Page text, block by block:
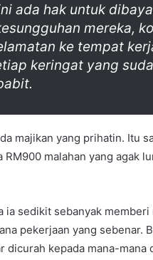
ada hak untuk
mereka,
ke tempat
keringat yang
majikan yang prihatin. Itu
malahan yang agak
ia sedikit sebanyak
pekerjaan yang sebenar.
dicurah kepada mana-mana